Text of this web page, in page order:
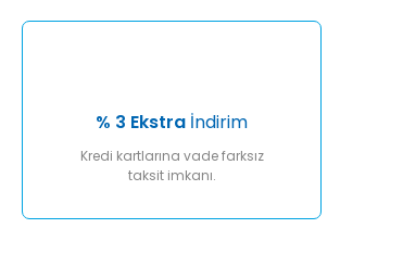
% 3 Ekstra İndirim
Kredi kartlarına vade farksız
taksit imkanı.